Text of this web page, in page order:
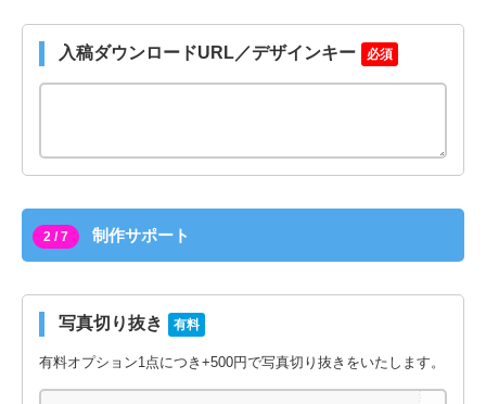
入稿ダウンロードURL／デザインキー 必須
2 / 7 制作サポート
写真切り抜き 有料
有料オプション1点につき+500円で写真切り抜きをいたします。